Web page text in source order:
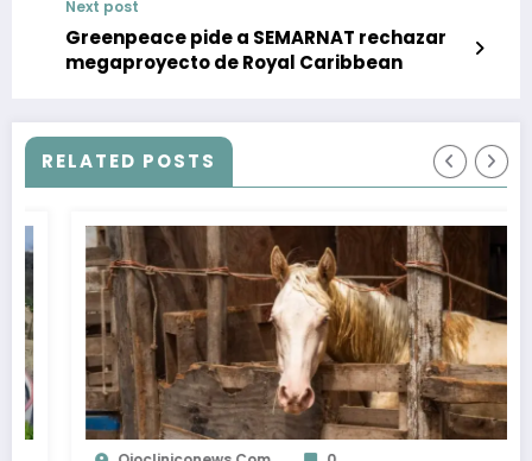
Next post
Greenpeace pide a SEMARNAT rechazar
megaproyecto de Royal Caribbean
RELATED POSTS